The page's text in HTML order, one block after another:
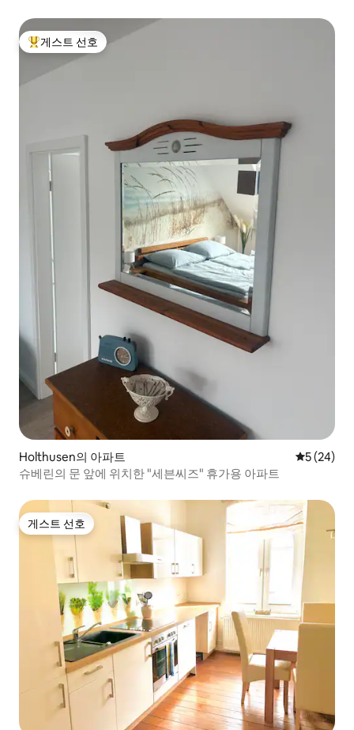
상위 게스트 선호
게스트 선호
Holthusen의 아파트 평점 5점(5
5 (24)
슈베린의 문 앞에 위치한 "세븐씨즈" 휴가용 아파트
게스트 선호
게스트 선호